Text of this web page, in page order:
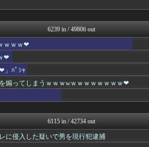
なんJミュージアム
うしみつ-5chまとめ-
...
不思議.net - 5ch...
はーとログ
いたしん！
あらまめ2ch
バズッター速報
NEWSぽけまとめーる
ゴールデンタイムズ
6239 in / 49806 out
ｗｗｗ❤
❤
」ﾊﾟｼｬ
煽ってしまうｗｗｗwｗｗｗｗｗｗｗｗ❤
6115 in / 42734 out
に侵入した疑いで男を現行犯逮捕